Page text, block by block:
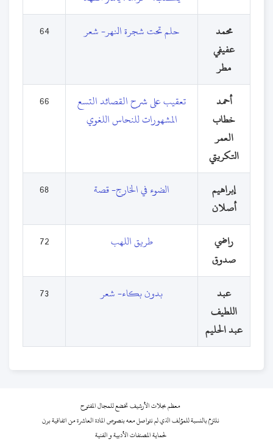
محمد
عفيفي
مطر
حلم تحت شجرة النهر- شعر 64
أحمد
خطاب
العمر
التكريتي
تعقيب على شرح القصائد التسع
المشهورات للنحاس اللغوي
66
إبراهيم
أصلان
الضوء في الخارج- قصة 68
راضي
صدوق
طريق اللهب 72
عبد
اللطيف
عبد الحليم
بدون بكاء- شعر 73
معظم مجلات الأرشيف تخضع للمجال المفتوح
نلتزم بالنسبة للمؤلف الذي لم نتواصل معه بنصوص المادة العاشرة من اتفاقية برن
لحماية المصنفات الأدبية و الفنية